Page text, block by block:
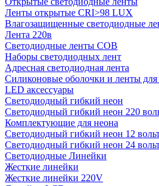
Ленты открытые CRI>98 LUX
Влагозащищенные светодиодные
Лента 220в
Светодиодные ленты COB
Наборы светодиодных лент
Адресная светодиодная лента
Силиконовые оболочки и ленты
LED аксессуары
Светодиодный гибкий неон
Светодиодный гибкий неон 220
Комплектующие для неона
Светодиодный гибкий неон 12
Светодиодный гибкий неон 24
Светодиодные Линейки
Жесткие линейки
Жесткие линейки 220V